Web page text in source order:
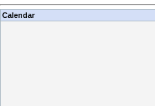
Calendar